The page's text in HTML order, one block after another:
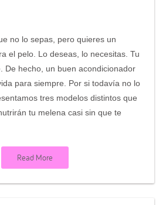
no lo sepas, pero quieres un
el pelo. Lo deseas, lo necesitas. Tu
De hecho, un buen acondicionador
para siempre. Por si todavía no lo
tres modelos distintos que
tu melena casi sin que te
Read More